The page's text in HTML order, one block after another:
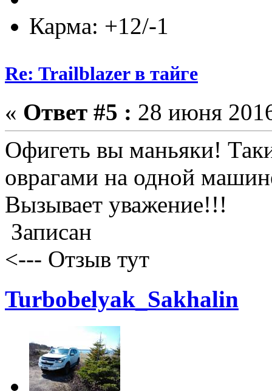
Карма: +12/-1
Re: Trailblazer в тайге
« Ответ #5 : 28 июня
Офигеть вы маньяки!
оврагами на одной
Вызывает уважение!!!
Записан
<--- Отзыв тут
Turbobelyak_Sakhalin